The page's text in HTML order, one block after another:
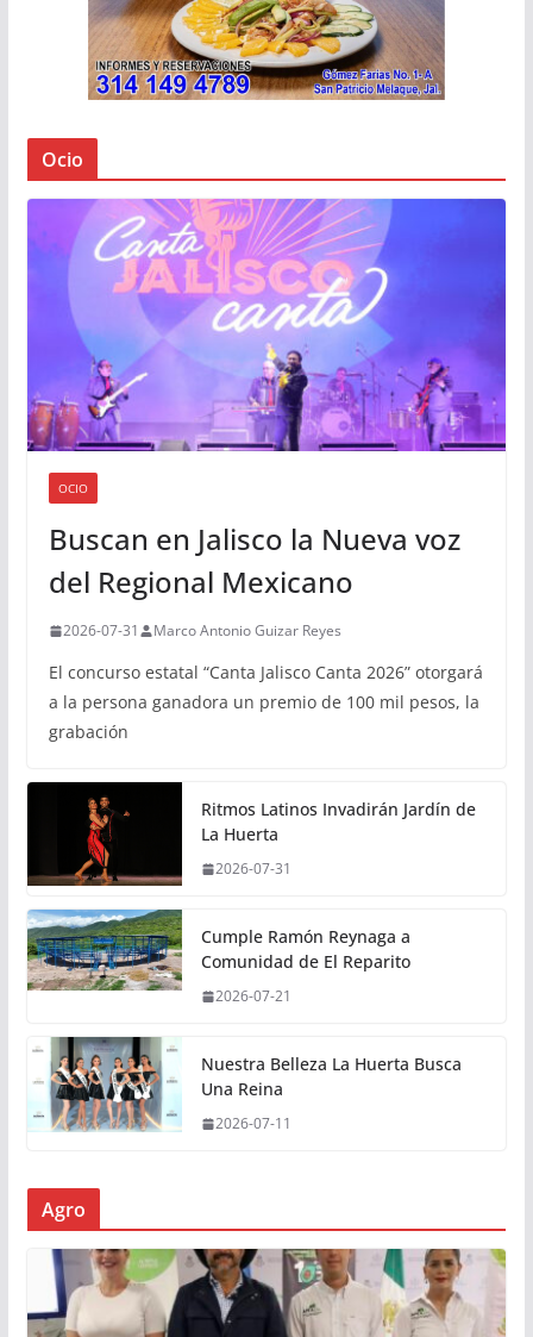
Ocio
OCIO
Buscan en Jalisco la Nueva voz
del Regional Mexicano
2026-07-31 Marco Antonio Guizar Reyes
El concurso estatal “Canta Jalisco Canta 2026” otorgará
a la persona ganadora un premio de 100 mil pesos, la
grabación
Ritmos Latinos Invadirán Jardín de
La Huerta
2026-07-31
Cumple Ramón Reynaga a
Comunidad de El Reparito
2026-07-21
Nuestra Belleza La Huerta Busca
Una Reina
2026-07-11
Agro